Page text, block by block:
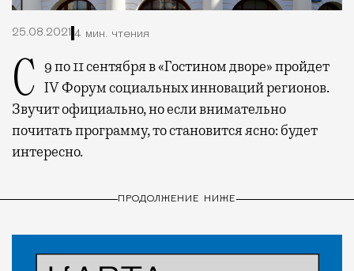
25.08.2021 4 мин. чтения
С 9 по 11 сентября в «Гостином дворе» пройдет IV Форум социальных инноваций регионов.
Звучит официально, но если внимательно
почитать программу, то становится ясно: будет
интересно.
ПРОДОЛЖЕНИЕ НИЖЕ